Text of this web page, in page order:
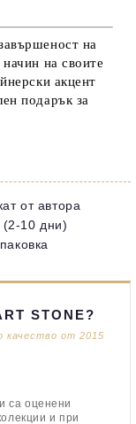
на
на своите
акцент
подарък за
от автора
(2-10 дни)
STONE?
качество от 2015
са оценени
и при